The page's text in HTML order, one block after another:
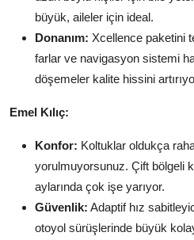
büyük, aileler için ideal.
Donanım: Xcellence paketini
farlar ve navigasyon sistemi
döşemeler kalite hissini
Emel Kılıç:
Konfor: Koltuklar oldukça
yorulmuyorsunuz. Çift bölgeli
aylarında çok işe yarıyor.
Güvenlik: Adaptif hız
otoyol sürüşlerinde büyük